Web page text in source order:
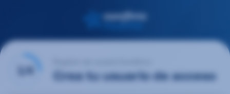
1/4 Crea tu usuario de acceso